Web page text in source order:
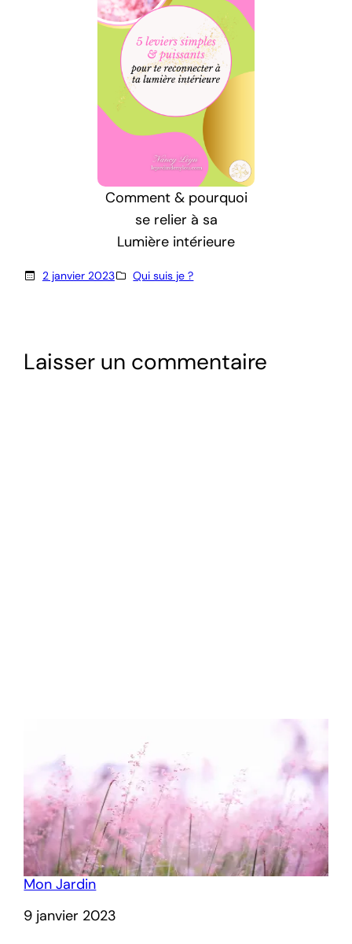
Comment & pourquoi
se relier à sa
Lumière intérieure
2 janvier 2023 Qui suis je ?
Laisser un commentaire
Mon Jardin
Date
9 janvier 2023